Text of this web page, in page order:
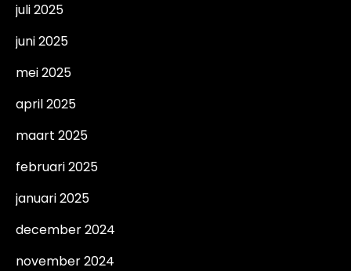
juli 2025
juni 2025
mei 2025
april 2025
maart 2025
februari 2025
januari 2025
december 2024
november 2024